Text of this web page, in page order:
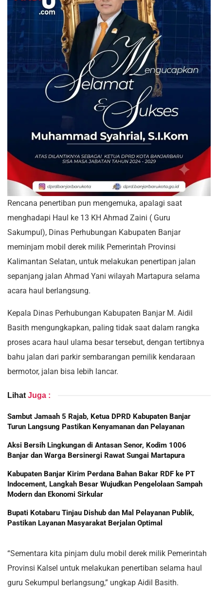
Rencana penertiban pun mengemuka, apalagi saat
menghadapi Haul ke 13 KH Ahmad Zaini ( Guru
Sakumpul), Dinas Perhubungan Kabupaten Banjar
meminjam mobil derek milik Pemerintah Provinsi
Kalimantan Selatan, untuk melakukan penertipan jalan
sepanjang jalan Ahmad Yani wilayah Martapura selama
acara haul berlangsung.
Kepala Dinas Perhubungan Kabupaten Banjar M. Aidil
Basith mengungkapkan, paling tidak saat dalam rangka
proses acara haul ulama besar tersebut, dengan tertibnya
bahu jalan dari parkir sembarangan pemilik kendaraan
bermotor, jalan bisa lebih lancar.
Lihat Juga :
Sambut Jamaah 5 Rajab, Ketua DPRD Kabupaten Banjar
Turun Langsung Pastikan Kenyamanan dan Pelayanan
Aksi Bersih Lingkungan di Antasan Senor, Kodim 1006
Banjar dan Warga Bersinergi Rawat Sungai Martapura
Kabupaten Banjar Kirim Perdana Bahan Bakar RDF ke PT
Indocement, Langkah Besar Wujudkan Pengelolaan Sampah
Modern dan Ekonomi Sirkular
Bupati Kotabaru Tinjau Dishub dan Mal Pelayanan Publik,
Pastikan Layanan Masyarakat Berjalan Optimal
“Sementara kita pinjam dulu mobil derek milik Pemerintah
Provinsi Kalsel untuk melakukan penertiban selama haul
guru Sekumpul berlangsung,” ungkap Aidil Basith.